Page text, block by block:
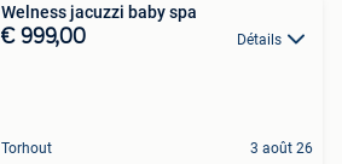
Welness jacuzzi baby spa
€ 999,00 Détails
Torhout 3 août 26